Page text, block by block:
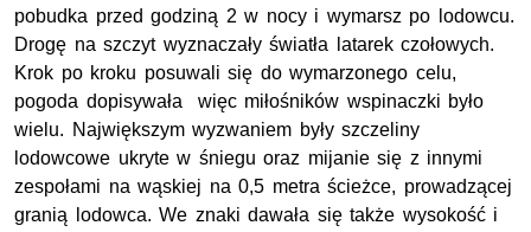
pobudka przed godziną 2 w nocy i wymarsz po lodowcu.
Drogę na szczyt wyznaczały światła latarek czołowych.
Krok po kroku posuwali się do wymarzonego celu,
pogoda dopisywała więc miłośników wspinaczki było
wielu. Największym wyzwaniem były szczeliny
lodowcowe ukryte w śniegu oraz mijanie się z innymi
zespołami na wąskiej na 0,5 metra ścieżce, prowadzącej
granią lodowca. We znaki dawała się także wysokość i